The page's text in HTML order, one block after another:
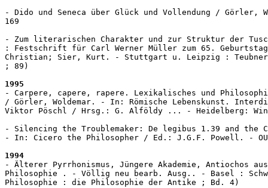
- Dido und Seneca über Glück und Vollendung / Görler,
169
- Zum literarischen Charakter und zur Struktur der
: Festschrift für Carl Werner Müller zum 65.
Christian; Sier, Kurt. - Stuttgart u. Leipzig :
; 89)
1995
- Carpere, capere, rapere. Lexikalisches und
/ Görler, Woldemar. - In: Römische Lebenskunst.
Viktor Pöschl / Hrsg.: G. Alföldy ... - Heidelberg:
- Silencing the Troublemaker: De legibus 1.39 and
- In: Cicero the Philosopher / Ed.: J.G.F. Powell. -
1994
- Älterer Pyrrhonismus, Jüngere Akademie,
Philosophie . - Völlig neu bearb. Ausg.. - Basel :
Philosophie : die Philosophie der Antike ; Bd. 4)